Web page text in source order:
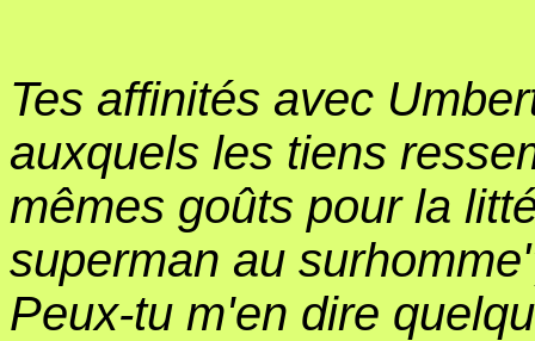
Tes affinités avec
auxquels les tiens
mêmes goûts pour la
superman au
Peux-tu m'en dire